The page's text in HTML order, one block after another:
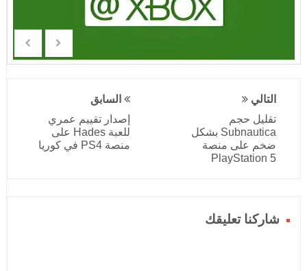
التالي
تقليل حجم
Subnautica بشكل
ضخم على منصة
PlayStation 5
السابق
إصدار تقييم عمري
للعبة Hades على
منصة PS4 في كوريا
شاركنا تعليقك